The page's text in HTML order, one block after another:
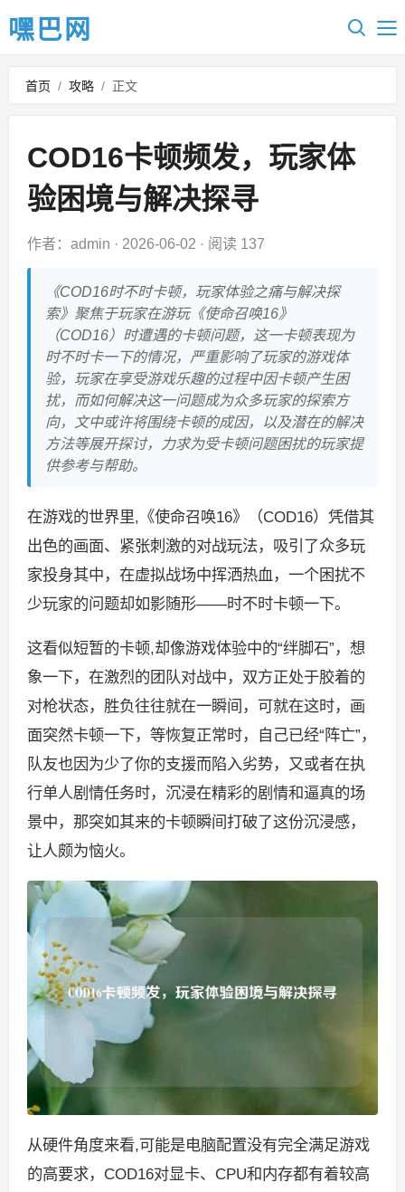
嘿巴网
首页 / 攻略 / 正文
COD16卡顿频发，玩家体
验困境与解决探寻
作者：admin · 2026-06-02 · 阅读 137
《COD16时不时卡顿，玩家体验之痛与解决探
索》聚焦于玩家在游玩《使命召唤16》
（COD16）时遭遇的卡顿问题，这一卡顿表现为
时不时卡一下的情况，严重影响了玩家的游戏体
验，玩家在享受游戏乐趣的过程中因卡顿产生困
扰，而如何解决这一问题成为众多玩家的探索方
向，文中或许将围绕卡顿的成因，以及潜在的解决
方法等展开探讨，力求为受卡顿问题困扰的玩家提
供参考与帮助。
在游戏的世界里,《使命召唤16》（COD16）凭借其
出色的画面、紧张刺激的对战玩法，吸引了众多玩
家投身其中，在虚拟战场中挥洒热血，一个困扰不
少玩家的问题却如影随形——时不时卡顿一下。
这看似短暂的卡顿,却像游戏体验中的“绊脚石”，想
象一下，在激烈的团队对战中，双方正处于胶着的
对枪状态，胜负往往就在一瞬间，可就在这时，画
面突然卡顿一下，等恢复正常时，自己已经“阵亡”，
队友也因为少了你的支援而陷入劣势，又或者在执
行单人剧情任务时，沉浸在精彩的剧情和逼真的场
景中，那突如其来的卡顿瞬间打破了这份沉浸感，
让人颇为恼火。
从硬件角度来看,可能是电脑配置没有完全满足游戏
的高要求，COD16对显卡、CPU和内存都有着较高